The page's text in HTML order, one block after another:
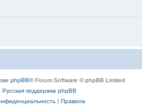
phpBB® Forum Software © phpBB Limited
Русская поддержка phpBB
| Правила